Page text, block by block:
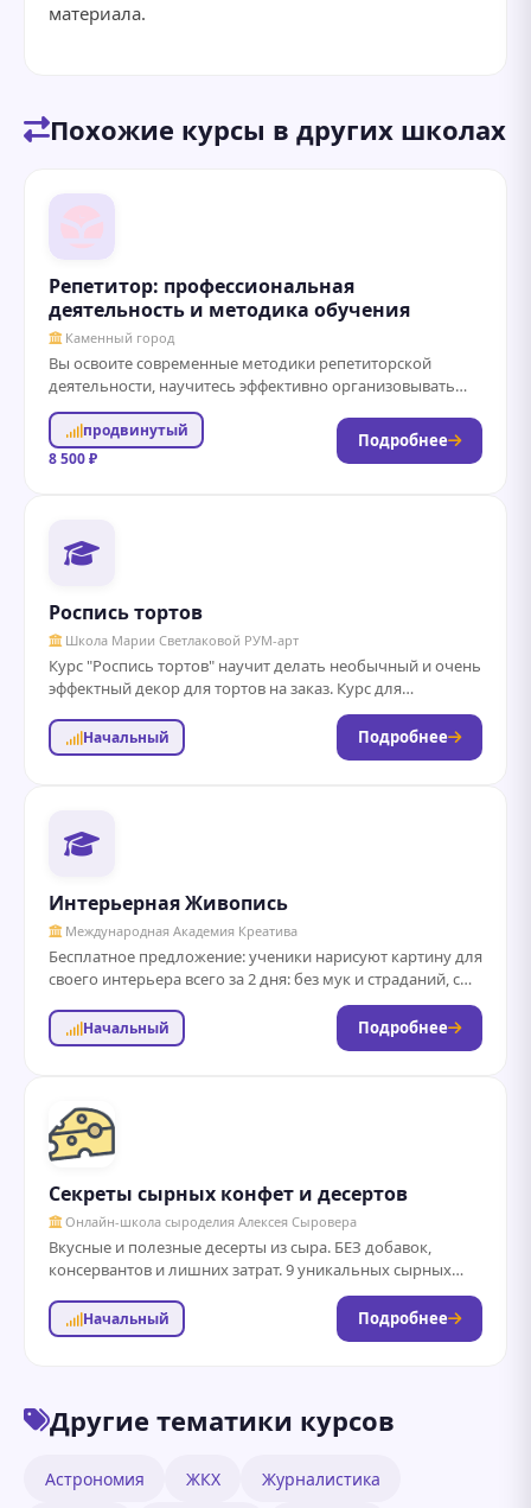
материала.
Похожие курсы в других школах
Репетитор: профессиональная
деятельность и методика обучения
Каменный город
Вы освоите современные методики репетиторской
деятельности, научитесь эффективно организовывать
индивидуальные и групповые занятия, разрабатывать
программы обучения с учетом потребностей учеников,...
продвинутый
8 500 ₽
Подробнее
Роспись тортов
Школа Марии Светлаковой РУМ-арт
Курс "Роспись тортов" научит делать необычный и очень
эффектный декор для тортов на заказ. Курс для
профессиональных или домашних кондитеров, и...
Начальный Подробнее
Интерьерная Живопись
Международная Академия Креатива
Бесплатное предложение: ученики нарисуют картину для
своего интерьера всего за 2 дня: без мук и страданий, с
Начальный Подробнее
Секреты сырных конфет и десертов
Онлайн-школа сыроделия Алексея Сыровера
Вкусные и полезные десерты из сыра. БЕЗ добавок,
консервантов и лишних затрат. 9 уникальных сырных
Начальный Подробнее
Другие тематики курсов
Астрономия ЖКХ Журналистика